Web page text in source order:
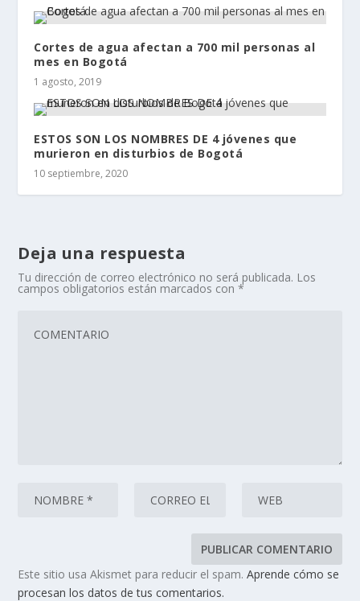
Cortes de agua afectan a 700 mil personas al
mes en Bogotá
1 agosto, 2019
ESTOS SON LOS NOMBRES DE 4 jóvenes que
murieron en disturbios de Bogotá
10 septiembre, 2020
Deja una respuesta
Tu dirección de correo electrónico no será publicada. Los
campos obligatorios están marcados con*
Este sitio usa Akismet para reducir el spam.Aprende cómo se
procesan los datos de tus comentarios.